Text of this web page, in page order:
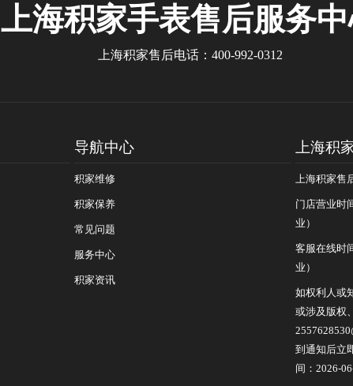
上海积家手表售后服务
上海积家售后电话： 400-992-0312
导航中心
积家维修
积家保养
常见问题
服务中心
积家资讯
上海积
上海积家售
门店营业时
业）
客服在线时
业）
如权利人或
或涉及版权
到通知后立
间：2026-